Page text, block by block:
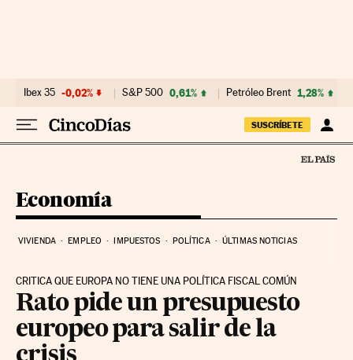
Ibex 35 -0,02% S&P 500 0,61% Petróleo Brent 1,28%
SUSCRÍBETE
Economía
VIVIENDA EMPLEO IMPUESTOS POLÍTICA ÚLTIMAS NOTICIAS
CRITICA QUE EUROPA NO TIENE UNA POLÍTICA FISCAL COMÚN
Rato pide un presupuesto
europeo para salir de la